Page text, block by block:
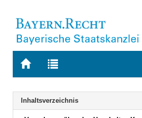
Zur
BAYERN.RECHT
Zur
letzten
Suche
Navigation
Inhaltsverzeichnis